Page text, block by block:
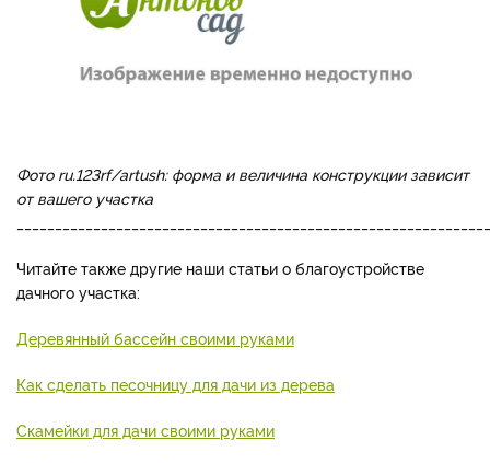
Фото ru.123rf/artush: форма и величина конструкции зависит
от вашего участка
Читайте также другие наши статьи о благоустройстве
дачного участка:
Деревянный бассейн своими руками
Как сделать песочницу для дачи из дерева
Скамейки для дачи своими руками